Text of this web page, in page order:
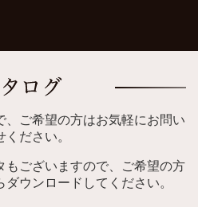
、ご希望の方はお気軽にお問い
ください。
もございますので、ご希望の方
ウンロードしてください。